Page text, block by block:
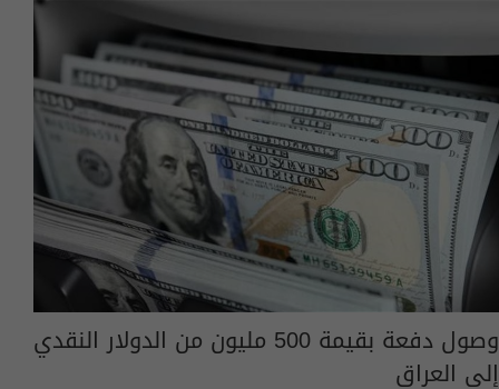
وصول دفعة بقيمة 500 مليون من الدولار النقدي
إلى العراق